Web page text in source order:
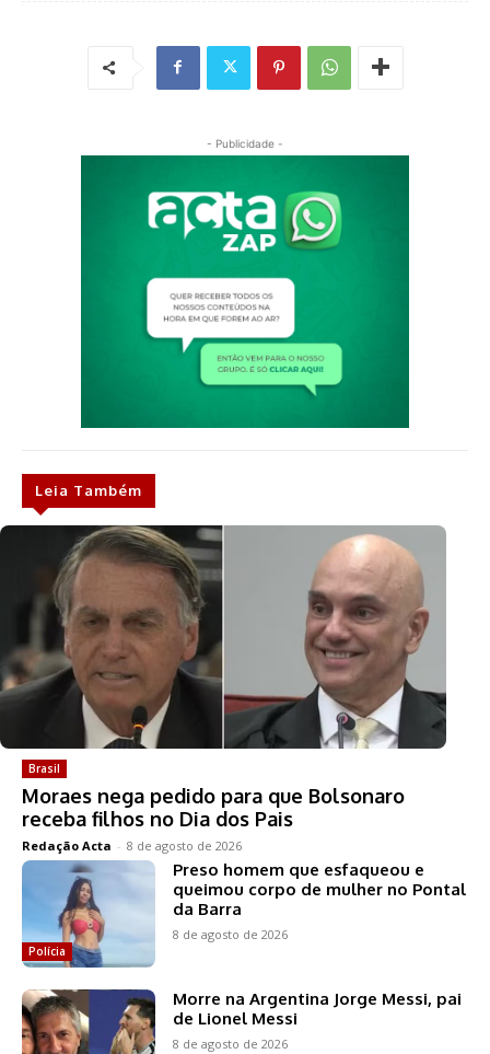
- Publicidade -
Leia Também
Brasil
Moraes nega pedido para que Bolsonaro
receba filhos no Dia dos Pais
Redação Acta - 8 de agosto de 2026
Polícia
Preso homem que esfaqueou e
queimou corpo de mulher no Pontal
da Barra
8 de agosto de 2026
Morre na Argentina Jorge Messi, pai
de Lionel Messi
8 de agosto de 2026